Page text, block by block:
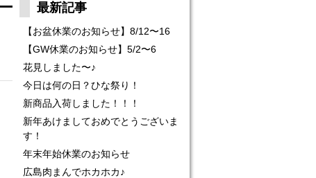
最新記事
【お盆休業のお知らせ】8/12〜16
【GW休業のお知らせ】5/2〜6
花見しました〜♪
今日は何の日？ひな祭り！
新商品入荷しました！！！
新年あけましておめでとうございま
す！
年末年始休業のお知らせ
広島肉まんでホカホカ♪